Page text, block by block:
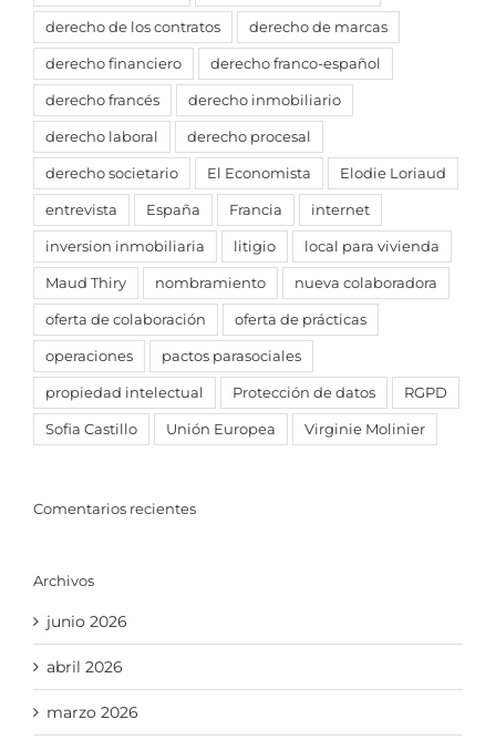
derecho de los contratos derecho de marcas
derecho financiero derecho franco-español
derecho francés derecho inmobiliario
derecho laboral derecho procesal
derecho societario El Economista Elodie Loriaud
entrevista España Francia internet
inversion inmobiliaria litigio local para vivienda
Maud Thiry nombramiento nueva colaboradora
oferta de colaboración oferta de prácticas
operaciones pactos parasociales
propiedad intelectual Protección de datos RGPD
Sofia Castillo Unión Europea Virginie Molinier
Comentarios recientes
Archivos
junio 2026
abril 2026
marzo 2026